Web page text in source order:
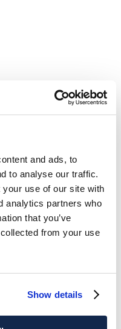
and ads, to
to analyse our traffic.
use of our site with
analytics partners who
that you’ve
from your use
Show details
aus